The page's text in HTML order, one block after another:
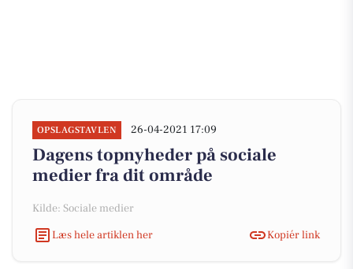
OPSLAGSTAVLEN 26-04-2021 17:09
Dagens topnyheder på sociale
medier fra dit område
Kilde: Sociale medier
Læs hele artiklen her
Kopiér link